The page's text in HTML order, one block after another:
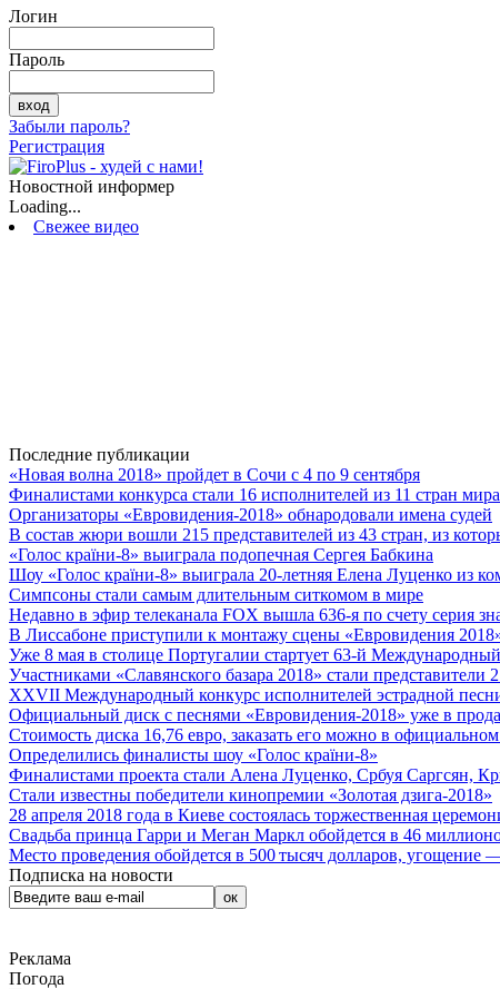
Логин
Пароль
Забыли пароль?
Регистрация
Новостной информер
Loading...
Свежее видео
Последние публикации
«Новая волна 2018» пройдет в Сочи с 4 по 9 сентября
Финалистами конкурса стали 16 исполнителей из 11 стран
Организаторы «Евровидения-2018» обнародовали имена судей
В состав жюри вошли 215 представителей из 43 стран, из
«Голос країни-8» выиграла подопечная Сергея Бабкина
Шоу «Голос країни-8» выиграла 20-летняя Елена Луценко из
Симпсоны стали самым длительным ситкомом в мире
Недавно в эфир телеканала FOX вышла 636-я по счету серия
В Лиссабоне приступили к монтажу сцены «Евровидения
Уже 8 мая в столице Португалии стартует 63-й
Участниками «Славянского базара 2018» стали представители
XXVII Международный конкурс исполнителей эстрадной
Официальный диск с песнями «Евровидения-2018» уже в
Стоимость диска 16,76 евро, заказать его можно в
Определились финалисты шоу «Голос країни-8»
Финалистами проекта стали Алена Луценко, Србуя Саргсян,
Стали известны победители кинопремии «Золотая дзига-2018»
28 апреля 2018 года в Киеве состоялась торжественная
Свадьба принца Гарри и Меган Маркл обойдется в 46
Место проведения обойдется в 500 тысяч долларов, угощение
Подписка на новости
Реклама
Погода